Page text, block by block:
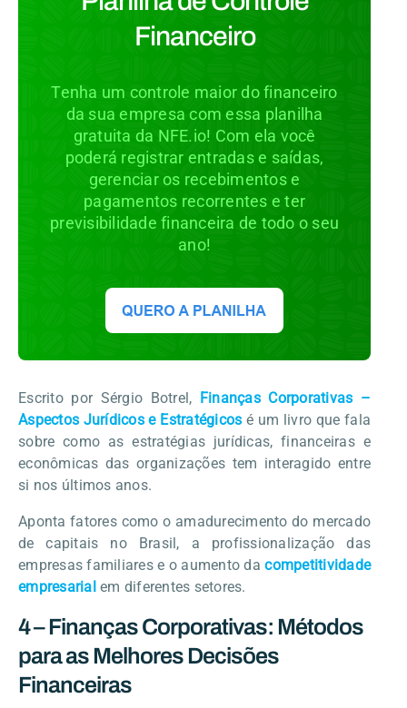
Financeiro
Tenha um controle maior do financeiro
da sua empresa com essa planilha
gratuita da NFE.io! Com ela você
poderá registrar entradas e saídas,
gerenciar os recebimentos e
pagamentos recorrentes e ter
previsibilidade financeira de todo o seu
ano!
Escrito por Sérgio Botrel, Finanças Corporativas –
Aspectos Jurídicos e Estratégicos é um livro que fala
sobre como as estratégias jurídicas, financeiras e
econômicas das organizações tem interagido entre
si nos últimos anos.
Aponta fatores como o amadurecimento do mercado
de capitais no Brasil, a profissionalização das
empresas familiares e o aumento dacompetitividade
empresarialem diferentes setores.
4 – Finanças Corporativas: Métodos
para as Melhores Decisões
Financeiras